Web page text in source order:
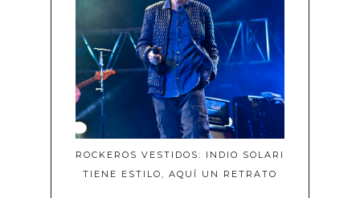
ROCKEROS VESTIDOS: INDIO SOLARI
TIENE ESTILO, AQUÍ UN RETRATO